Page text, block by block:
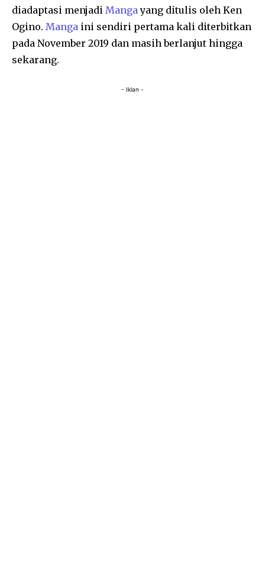
diadaptasi menjadi Manga yang ditulis oleh Ken
Ogino. Manga ini sendiri pertama kali diterbitkan
pada November 2019 dan masih berlanjut hingga
sekarang.
- Iklan -